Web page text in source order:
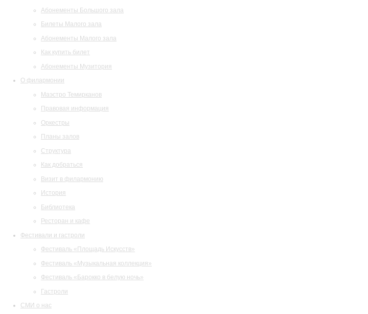
Абонементы Большого зала
Билеты Малого зала
Абонементы Малого зала
Как купить билет
Абонементы Музитория
О филармонии
Маэстро Темирканов
Правовая информация
Оркестры
Планы залов
Структура
Как добраться
Визит в филармонию
История
Библиотека
Ресторан и кафе
Фестивали и гастроли
Фестиваль «Площадь Искусств»
Фестиваль «Музыкальная коллекция»
Фестиваль «Барокко в белую ночь»
Гастроли
СМИ о нас